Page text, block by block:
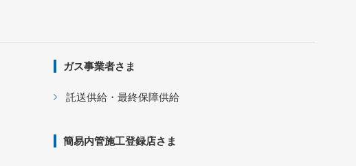
ガス事業者さま
託送供給・最終保障供給
簡易内管施工登録店さま